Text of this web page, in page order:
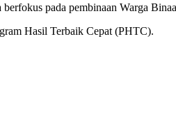
pada pembinaan Warga
Hasil Terbaik Cepat (PHTC).